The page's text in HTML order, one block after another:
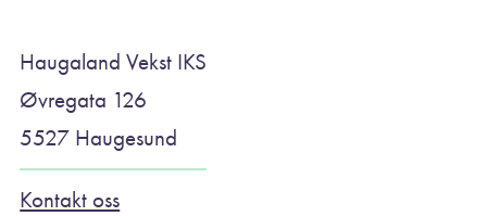
Haugaland Vekst IKS
Øvregata 126
5527 Haugesund
Kontakt oss